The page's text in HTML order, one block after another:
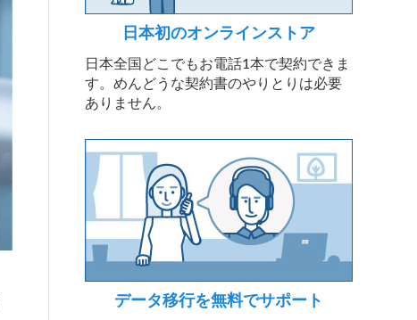
日本初のオンラインストア
日本全国どこでもお電話1本で契約できま
す。めんどうな契約書のやりとりは必要
ありません。
データ移行を無料でサポート